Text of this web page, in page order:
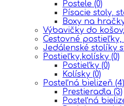
Postele (0)
Písacie stoly,
Boxy na
Výbavičky do
Cestovné
Jedálenské stolíky
Postieľky,kolísky (0)
Postieľky (0)
Kolísky (0)
Posteľná bielizeň (4)
Prestieradla (3)
Posteľná